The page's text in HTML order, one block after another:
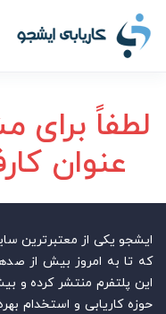
لطفاً برای
عنوان
ایشجو یکی از معتبرترین
که تا به امروز بیش از
این پلتفرم منتشر کرده و
حوزه کاریابی و استخدام